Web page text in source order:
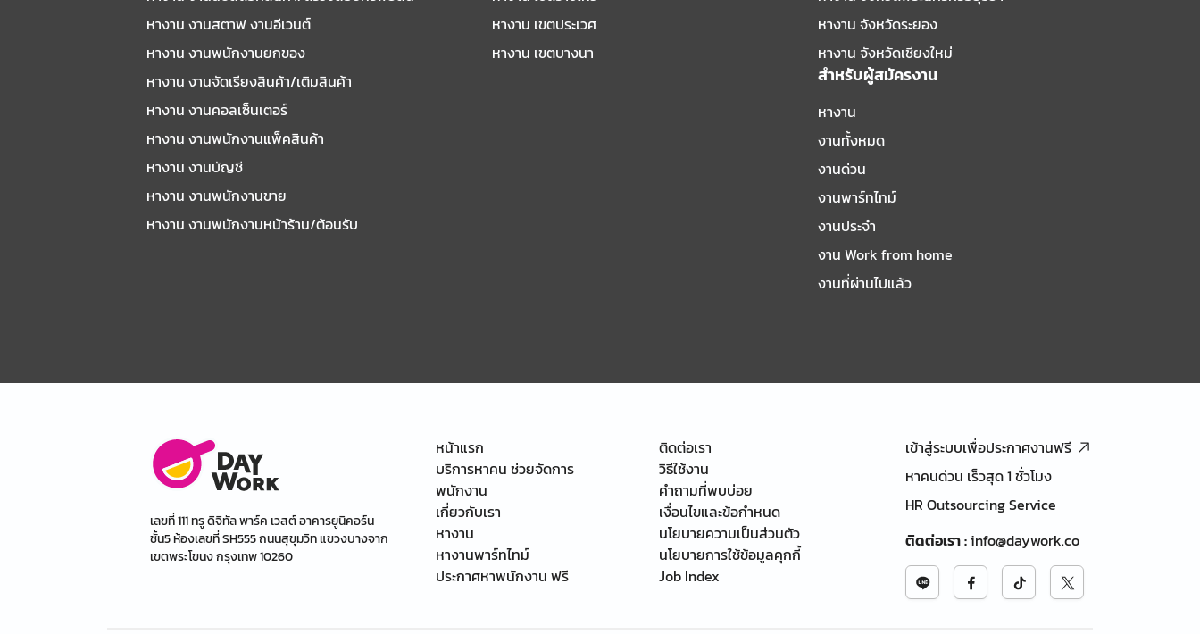
หางาน งานสตาฟ งานอีเวนต์
หางาน งานพนักงานยกของ
หางาน งานจัดเรียงสินค้า/เติมสินค้า
หางาน งานคอลเซ็นเตอร์
หางาน งานพนักงานแพ็คสินค้า
หางาน งานบัญชี
หางาน งานพนักงานขาย
หางาน งานพนักงานหน้าร้าน/ต้อนรับ
หางาน เขตประเวศ
หางาน เขตบางนา
หางาน จังหวัดระยอง
หางาน จังหวัดเชียงใหม่
สำหรับผู้สมัครงาน
หางาน
งานทั้งหมด
งานด่วน
งานพาร์ทไทม์
งานประจำ
งาน Work from home
งานที่ผ่านไปแล้ว
เลขที่ 111 ทรู ดิจิทัล พาร์ค เวสต์ อาคารยูนิคอร์น
ชั้น5 ห้องเลขที่ SH555 ถนนสุขุมวิท แขวงบางจาก
เขตพระโขนง กรุงเทพ 10260
หน้าแรก
บริการหาคน ช่วยจัดการ
พนักงาน
เกี่ยวกับเรา
หางาน
หางานพาร์ทไทม์
ประกาศหาพนักงาน ฟรี
ติดต่อเรา
วิธีใช้งาน
คำถามที่พบบ่อย
เงื่อนไขและข้อกำหนด
นโยบายความเป็นส่วนตัว
นโยบายการใช้ข้อมูลคุกกี้
Job Index
เข้าสู่ระบบเพื่อประกาศงานฟรี
หาคนด่วน เร็วสุด 1 ชั่วโมง
HR Outsourcing Service
ติดต่อเรา:info@daywork.co